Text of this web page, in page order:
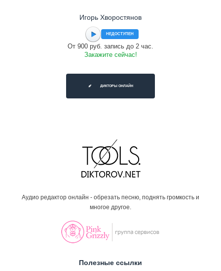
Игорь Хворостянов
НЕДОСТУПЕН
От 900 руб. запись до 2 час.
Закажите сейчас!
ДИКТОРЫ ОНЛАЙН
Аудио редактор онлайн - обрезать песню, поднять громкость и
многое другое.
Полезные ссылки